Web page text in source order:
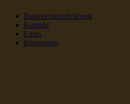
Datenschutzerklärung
Kontakt
Links
Impressum